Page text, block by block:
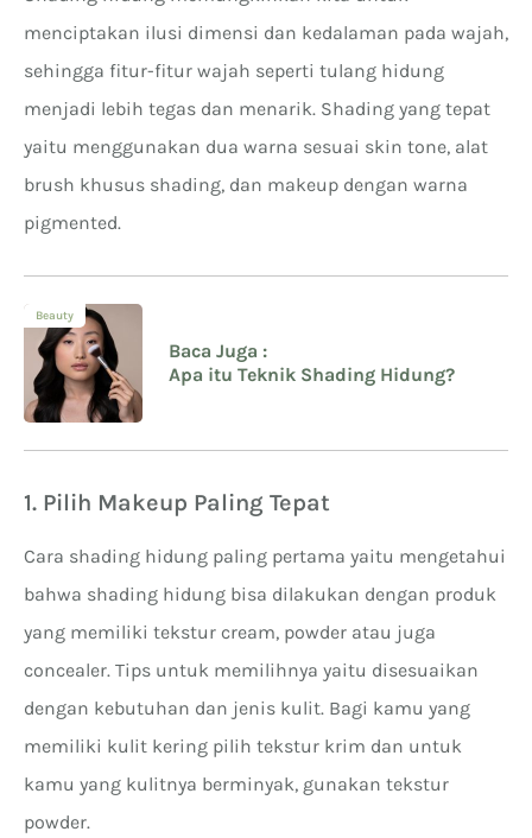
menciptakan ilusi dimensi dan kedalaman pada wajah,
sehingga fitur-fitur wajah seperti tulang hidung
menjadi lebih tegas dan menarik. Shading yang tepat
yaitu menggunakan dua warna sesuai skin tone, alat
brush khusus shading, dan makeup dengan warna
pigmented.
Beauty
Baca Juga :
Apa itu Teknik Shading Hidung?
1. Pilih Makeup Paling Tepat
Cara shading hidung paling pertama yaitu mengetahui
bahwa shading hidung bisa dilakukan dengan produk
yang memiliki tekstur cream, powder atau juga
concealer. Tips untuk memilihnya yaitu disesuaikan
dengan kebutuhan dan jenis kulit. Bagi kamu yang
memiliki kulit kering pilih tekstur krim dan untuk
kamu yang kulitnya berminyak, gunakan tekstur
powder.